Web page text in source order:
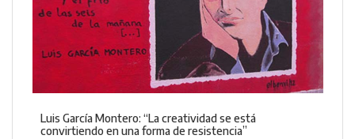
Luis García Montero: “La creatividad se está
convirtiendo en una forma de resistencia”